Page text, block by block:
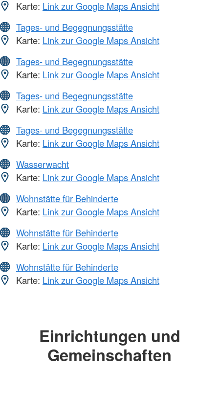
Karte: Link zur Google Maps Ansicht
Tages- und Begegnungsstätte
Karte: Link zur Google Maps Ansicht
Tages- und Begegnungsstätte
Karte: Link zur Google Maps Ansicht
Tages- und Begegnungsstätte
Karte: Link zur Google Maps Ansicht
Tages- und Begegnungsstätte
Karte: Link zur Google Maps Ansicht
Wasserwacht
Karte: Link zur Google Maps Ansicht
Wohnstätte für Behinderte
Karte: Link zur Google Maps Ansicht
Wohnstätte für Behinderte
Karte: Link zur Google Maps Ansicht
Wohnstätte für Behinderte
Karte: Link zur Google Maps Ansicht
Einrichtungen und
Gemeinschaften